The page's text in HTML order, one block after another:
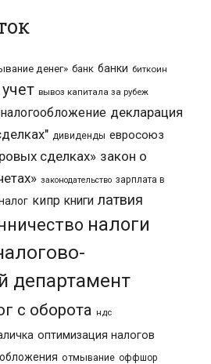
денег» банк банки биткоин
вывоз капитала за рубеж
декларация
дивиденды евросоюз
сделках» закон о
законодательство зарплата в
кипр книги латвия
налоги
департамент
с оборота ндс
оптимизация налогов
отмывание оффшор